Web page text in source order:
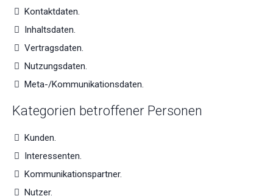
Kontaktdaten.
Inhaltsdaten.
Vertragsdaten.
Nutzungsdaten.
Meta-/Kommunikationsdaten.
Kategorien betroffener Personen
Kunden.
Interessenten.
Kommunikationspartner.
Nutzer.